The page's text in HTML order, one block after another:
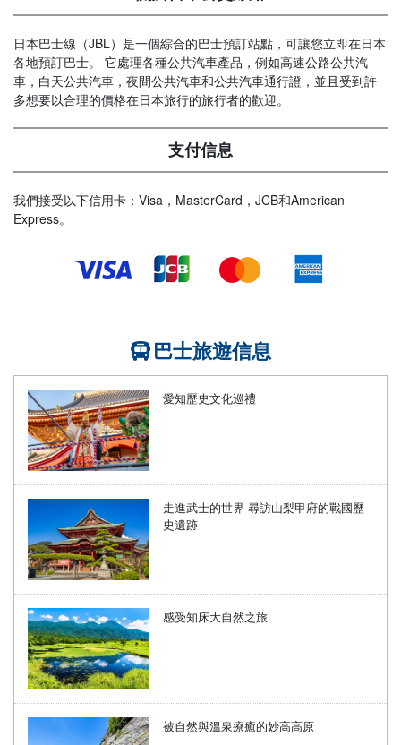
日本巴士線（JBL）是一個綜合的巴士預訂站點，可讓您立即在日本
各地預訂巴士。 它處理各種公共汽車產品，例如高速公路公共汽
車，白天公共汽車，夜間公共汽車和公共汽車通行證，並且受到許
多想要以合理的價格在日本旅行的旅行者的歡迎。
支付信息
我們接受以下信用卡：Visa，MasterCard，JCB和American
Express。
巴士旅遊信息
愛知歷史文化巡禮
走進武士的世界 尋訪山梨甲府的戰國歷
史遺跡
感受知床大自然之旅
被自然與溫泉療癒的妙高高原